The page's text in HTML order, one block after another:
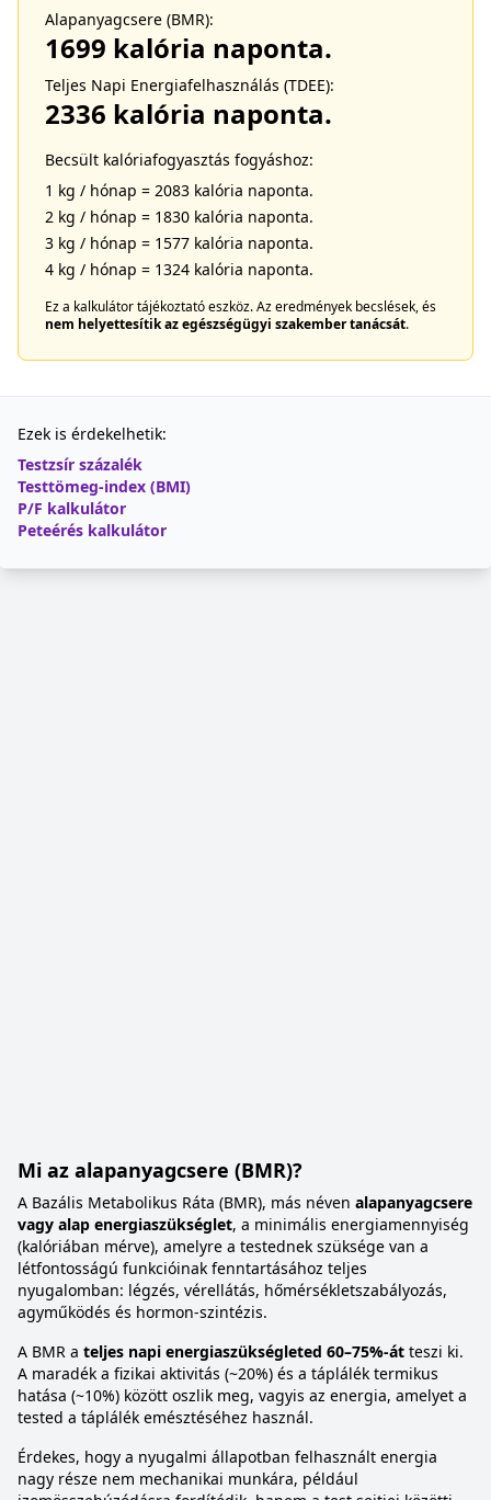
Alapanyagcsere (BMR):
1699 kalória naponta.
Teljes Napi Energiafelhasználás (TDEE):
2336 kalória naponta.
Becsült kalóriafogyasztás fogyáshoz:
1 kg / hónap = 2083 kalória naponta.
2 kg / hónap = 1830 kalória naponta.
3 kg / hónap = 1577 kalória naponta.
4 kg / hónap = 1324 kalória naponta.
Ez a kalkulátor tájékoztató eszköz. Az eredmények becslések, és
nem helyettesítik az egészségügyi szakember tanácsát.
Ezek is érdekelhetik:
Testzsír százalék
Testtömeg-index (BMI)
P/F kalkulátor
Peteérés kalkulátor
Mi az alapanyagcsere (BMR)?
A Bazális Metabolikus Ráta (BMR), más néven alapanyagcsere
vagy alap energiaszükséglet, a minimális energiamennyiség
(kalóriában mérve), amelyre a testednek szüksége van a
létfontosságú funkcióinak fenntartásához teljes
nyugalomban: légzés, vérellátás, hőmérsékletszabályozás,
agyműködés és hormon-szintézis.
A BMR a teljes napi energiaszükségleted 60–75%-át teszi ki.
A maradék a fizikai aktivitás (~20%) és a táplálék termikus
hatása (~10%) között oszlik meg, vagyis az energia, amelyet a
tested a táplálék emésztéséhez használ.
Érdekes, hogy a nyugalmi állapotban felhasznált energia
nagy része nem mechanikai munkára, például